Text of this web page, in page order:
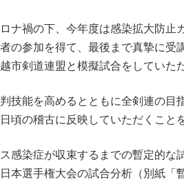
ナ禍の下、今年度は感染拡大防
の参加を得て、最後まで真摯に
市剣道連盟と模擬試合をしていた
技能を高めるとともに全剣連の
頃の稽古に反映していただくこと
感染症が収束するまでの暫定的な
本選手権大会の試合分析（別紙